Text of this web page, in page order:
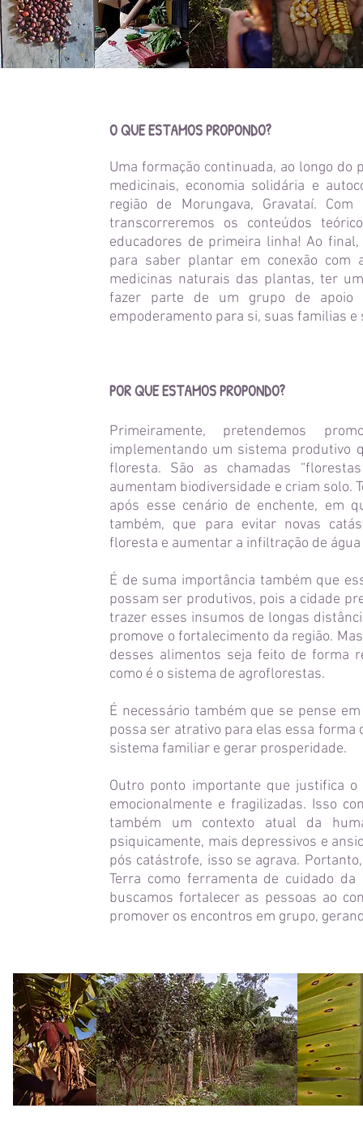
O QUE ESTAMOS PROPONDO?
Uma formação continuada, ao longo
medicinais, economia solidária e
região de Morungava, Gravataí.
transcorreremos os conteúdos
educadores de primeira linha! Ao
para saber plantar em conexão com
medicinas naturais das plantas, ter
fazer parte de um grupo de apoio
empoderamento para si, suas familias e
POR QUE ESTAMOS PROPONDO?
Primeiramente, pretendemos
implementando um sistema produtivo
floresta. São as chamadas
aumentam biodiversidade e criam solo.
após esse cenário de enchente, em
também, que para evitar novas
floresta e aumentar a infiltração de
É de suma importância também que
possam ser produtivos, pois a cidade
trazer esses insumos de longas
promove o fortalecimento da região.
desses alimentos seja feito de forma
como é o sistema de agroflorestas.
É necessário também que se pense
possa ser atrativo para elas essa
sistema familiar e gerar prosperidade.
Outro ponto importante que justifica
emocionalmente e fragilizadas. Isso
também um contexto atual da
psiquicamente, mais depressivos e
pós catástrofe, isso se agrava.
Terra como ferramenta de cuidado
buscamos fortalecer as pessoas ao
promover os encontros em grupo,